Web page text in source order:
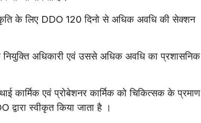
के लिए DDO 120 दिनो से अधिक अवधि की सेक्शन
अधिकारी एवं उससे अधिक अवधि का प्रशासनिक
कार्मिक एवं प्रोबेशनर कार्मिक को चिकित्सक के प्रमाण
स्वीकृत किया जाता है ।